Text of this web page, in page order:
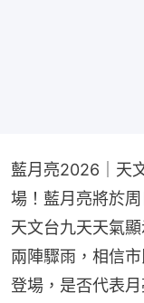
藍月亮2026｜天
場！藍月亮將於
天文台九天天氣
兩陣驟雨，相信
登場，是否代表